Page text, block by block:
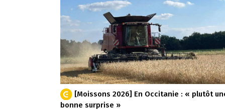
[Moissons 2026] En Occitanie : « plutôt
bonne surprise »